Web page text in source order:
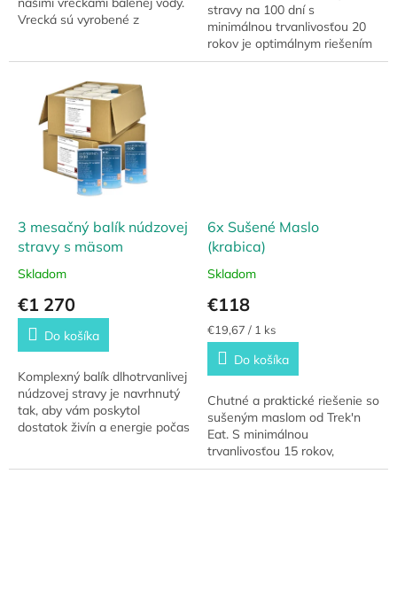
Vrecká sú vyrobené z
stravy na 100 dní s
minimálnou trvanlivosťou 20
rokov je optimálnym riešením
pre krízové situácie ale aj na
3 mesačný balík núdzovej
stravy s mäsom
Skladom
€1 270
Do košíka
Komplexný balík dlhotrvanlivej
núdzovej stravy je navrhnutý
tak, aby vám poskytol
dostatok živín a energie počas
6x Sušené Maslo
(krabica)
Skladom
€118
Jednotková
cena:
€19,67 / 1 ks
Do košíka
Chutné a praktické riešenie so
sušeným maslom od Trek'n
Eat. S minimálnou
trvanlivosťou 15 rokov,
vysokou energetickou